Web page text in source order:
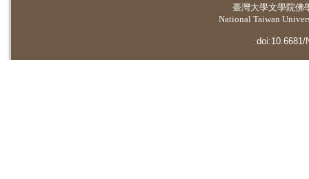
臺灣大學文學院佛
National Taiwan
doi:10.6681/